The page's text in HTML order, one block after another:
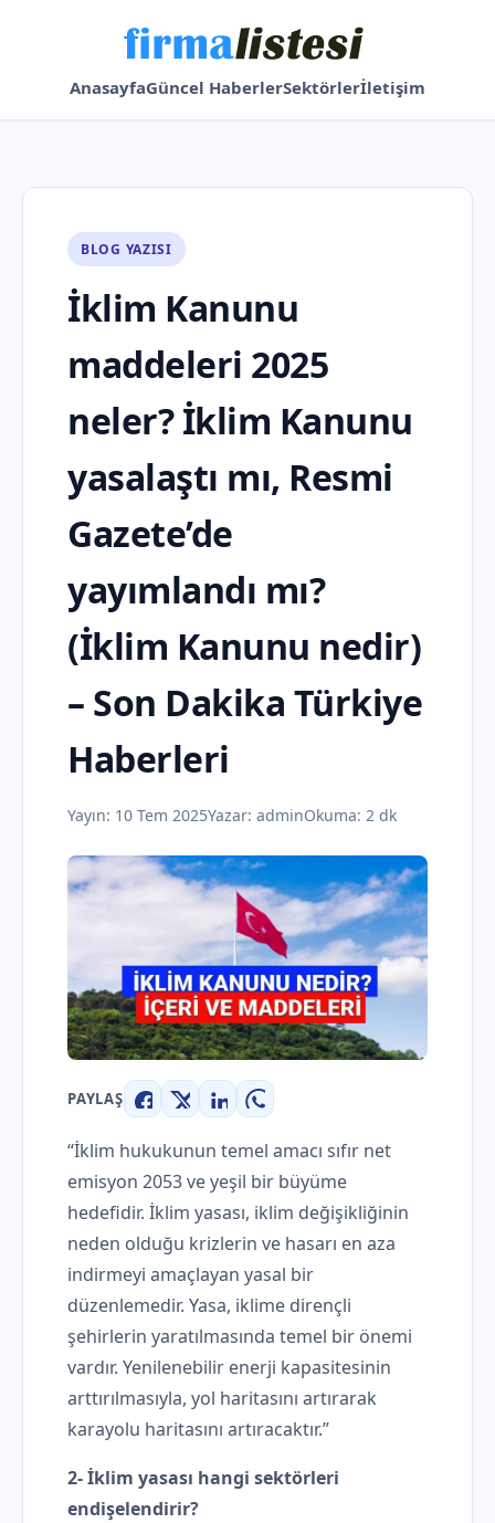
AnasayfaGüncel HaberlerSektörlerİletişim
BLOG YAZISI
İklim Kanunu
maddeleri 2025
neler? İklim Kanunu
yasalaştı mı, Resmi
Gazete’de
yayımlandı mı?
(İklim Kanunu nedir)
– Son Dakika Türkiye
Haberleri
Yayın: 10 Tem 2025Yazar: adminOkuma: 2 dk
PAYLAŞ
Facebook
X LinkedInWhatsApp
“İklim hukukunun temel amacı sıfır net
emisyon 2053 ve yeşil bir büyüme
hedefidir. İklim yasası, iklim değişikliğinin
neden olduğu krizlerin ve hasarı en aza
indirmeyi amaçlayan yasal bir
düzenlemedir. Yasa, iklime dirençli
şehirlerin yaratılmasında temel bir önemi
vardır. Yenilenebilir enerji kapasitesinin
arttırılmasıyla, yol haritasını artırarak
karayolu haritasını artıracaktır.”
2- İklim yasası hangi sektörleri
endişelendirir?